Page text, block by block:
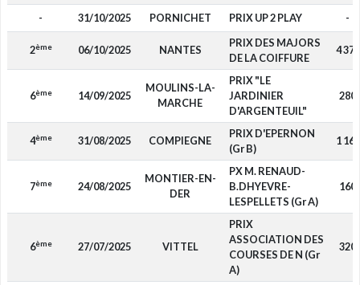
- 31/10/2025 PORNICHET PRIX UP 2 PLAY -
2ème 06/10/2025 NANTES
PRIX DES MAJORS
DE LA COIFFURE
4 375
6ème 14/09/2025
MOULINS-LA-
MARCHE
PRIX "LE
JARDINIER
D'ARGENTEUIL"
280
4ème 31/08/2025 COMPIEGNE
PRIX D'EPERNON
(Gr B)
1 160
7ème 24/08/2025
MONTIER-EN-
DER
PX M. RENAUD-
B.DHYEVRE-
LESPELLETS (Gr A)
160
6ème 27/07/2025 VITTEL
PRIX
ASSOCIATION DES
COURSES DE N (Gr
A)
320